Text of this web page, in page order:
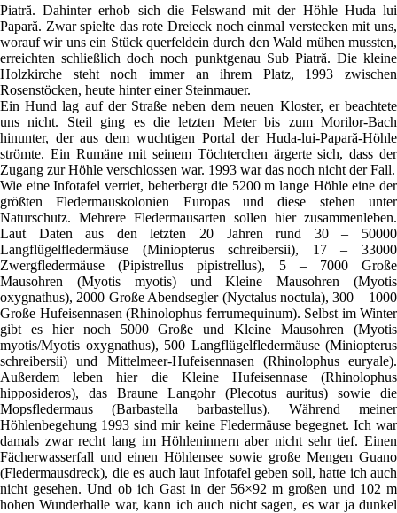
Piatră. Dahinter erhob sich die Felswand mit der Höhle Huda lui
Papară. Zwar spielte das rote Dreieck noch einmal verstecken mit uns,
worauf wir uns ein Stück querfeldein durch den Wald mühen mussten,
erreichten schließlich doch noch punktgenau Sub Piatră. Die kleine
Holzkirche steht noch immer an ihrem Platz, 1993 zwischen
Rosenstöcken, heute hinter einer Steinmauer.
Ein Hund lag auf der Straße neben dem neuen Kloster, er beachtete
uns nicht. Steil ging es die letzten Meter bis zum Morilor-Bach
hinunter, der aus dem wuchtigen Portal der Huda-lui-Papară-Höhle
strömte. Ein Rumäne mit seinem Töchterchen ärgerte sich, dass der
Zugang zur Höhle verschlossen war. 1993 war das noch nicht der Fall.
Wie eine Infotafel verriet, beherbergt die 5200 m lange Höhle eine der
größten Fledermauskolonien Europas und diese stehen unter
Naturschutz. Mehrere Fledermausarten sollen hier zusammenleben.
Laut Daten aus den letzten 20 Jahren rund 30 – 50000
Langflügelfledermäuse (Miniopterus schreibersii), 17 – 33000
Zwergfledermäuse (Pipistrellus pipistrellus), 5 – 7000 Große
Mausohren (Myotis myotis) und Kleine Mausohren (Myotis
oxygnathus), 2000 Große Abendsegler (Nyctalus noctula), 300 – 1000
Große Hufeisennasen (Rhinolophus ferrumequinum). Selbst im Winter
gibt es hier noch 5000 Große und Kleine Mausohren (Myotis
myotis/Myotis oxygnathus), 500 Langflügelfledermäuse (Miniopterus
schreibersii) und Mittelmeer-Hufeisennasen (Rhinolophus euryale).
Außerdem leben hier die Kleine Hufeisennase (Rhinolophus
hipposideros), das Braune Langohr (Plecotus auritus) sowie die
Mopsfledermaus (Barbastella barbastellus). Während meiner
Höhlenbegehung 1993 sind mir keine Fledermäuse begegnet. Ich war
damals zwar recht lang im Höhleninnern aber nicht sehr tief. Einen
Fächerwasserfall und einen Höhlensee sowie große Mengen Guano
(Fledermausdreck), die es auch laut Infotafel geben soll, hatte ich auch
nicht gesehen. Und ob ich Gast in der 56×92 m großen und 102 m
hohen Wunderhalle war, kann ich auch nicht sagen, es war ja dunkel